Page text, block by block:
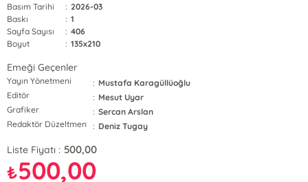
Basım Tarihi
: 2026-03
Baskı
: 1
Sayfa Sayısı
: 406
Boyut
: 135x210
Emeği Geçenler
Yayın Yönetmeni : Mustafa Karagüllüoğlu
Editör
: Mesut Uyar
Grafiker
: Sercan Arslan
Redaktör Düzeltmen
: Deniz Tugay
Liste Fiyatı : 500,00
₺500,00